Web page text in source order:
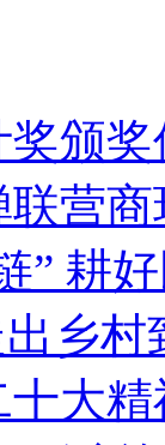
颁
营
” 耕
乡村
大精